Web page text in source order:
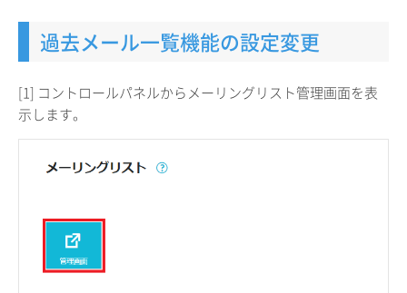
過去メール一覧機能の設定変更
[1] コントロールパネルからメーリングリスト管理画面を表
示します。